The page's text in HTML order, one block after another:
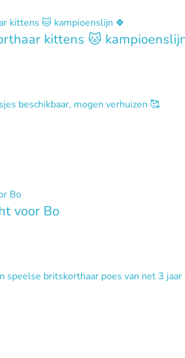
kittens 🐱
beschikbaar, mogen verhuizen 🥰
voor Bo
speelse britskorthaar poes van net 3